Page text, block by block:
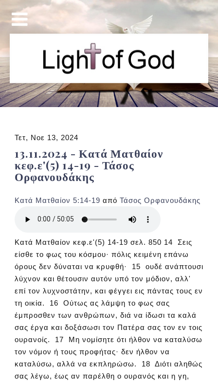
Τετ, Νοε 13, 2024
13.11.2024 - Κατά Ματθαίον
κεφ.ε'(5) 14-19 - Τάσος
Ορφανουδάκης
Κατά Ματθαίον 5:14-19 από Τάσος Ορφανουδάκης
Κατά Ματθαίον κεφ.ε'(5) 14-19 σελ. 850 14 Σεις
είσθε το φως του κόσμου· πόλις κειμένη επάνω
όρους δεν δύναται να κρυφθή· 15 ουδέ ανάπτουσι
λύχνον και θέτουσιν αυτόν υπό τον μόδιον, αλλ'
επί τον λυχνοστάτην, και φέγγει εις πάντας τους εν
τη οικία. 16 Ούτως ας λάμψη το φως σας
έμπροσθεν των ανθρώπων, διά να ίδωσι τα καλά
σας έργα και δοξάσωσι τον Πατέρα σας τον εν τοις
ουρανοίς. 17 Μη νομίσητε ότι ήλθον να καταλύσω
τον νόμον ή τους προφήτας· δεν ήλθον να
καταλύσω, αλλά να εκπληρώσω. 18 Διότι αληθώς
σας λέγω, έως αν παρέλθη ο ουρανός και η γη,